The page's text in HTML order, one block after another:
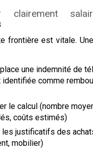
clairement
frontière est vitale.
une indemnité de
identifiée comme
le calcul (nombre
coûts estimés)
les justificatifs des
mobilier)